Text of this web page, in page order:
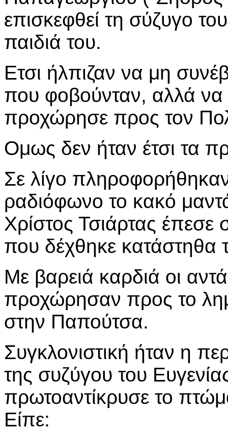
επισκεφθεί τη σύζυγο
παιδιά του.
Ετσι ήλπιζαν να μη
που φοβούνταν, αλλά να
προχώρησε προς τον
Ομως δεν ήταν έτσι τα
Σε λίγο
ραδιόφωνο το κακό
Χρίστος Τσιάρτας έπεσε
που δέχθηκε κατάστηθα
Με βαρειά καρδιά οι
προχώρησαν προς το
στην Παπούτσα.
Συγκλονιστική ήταν η
της συζύγου του
πρωτοαντίκρυσε το
Είπε: